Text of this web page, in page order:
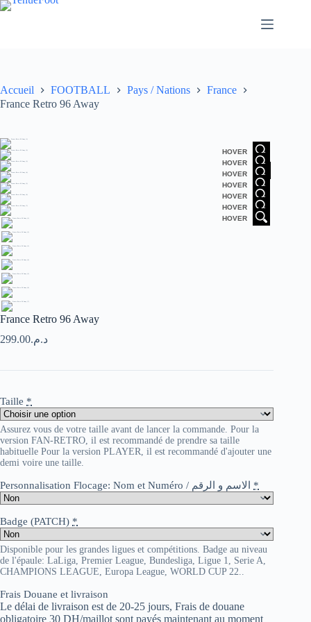
Passer
Accueil FOOTBALL Pays / Nations
France
France Retro 96 Away
HOVER
HOVER
HOVER
HOVER
HOVER
HOVER
HOVER
France Retro 96 Away
د.م.299.00
Taille *
Assurez vous de votre taille avant de lancer la commande. Pour la
version FAN-RETRO, il est recommandé de prendre sa taille
habituelle Pour la version PLAYER, il est recommandé d'ajouter une
demi voire une taille.
Personnalisation Flocage: Nom et Numéro / الاسم و الرقم *
Badge (PATCH) *
Disponible pour les grandes ligues et compétitions. Badge au niveau
de l'épaule: LaLiga, Premier League, Bundesliga, Ligue 1, Serie A,
CHAMPIONS LEAGUE, Europa League, WORLD CUP 22..
Frais Douane et livraison
Le délai de livraison est de 20-25 jours, Frais de douane
obligatoire 30 DH/maillot sont payés maintenant au moment